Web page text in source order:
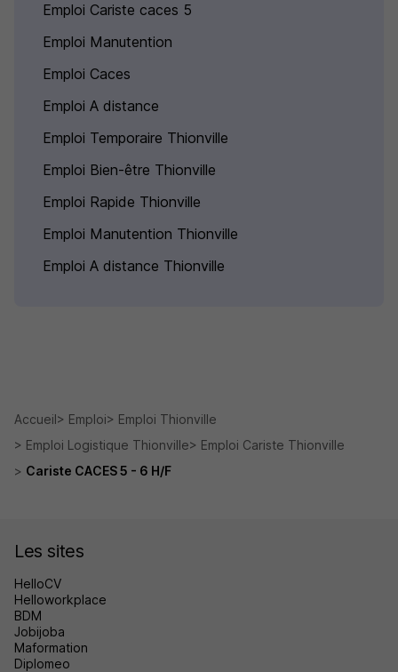
Emploi Cariste caces 5
Emploi Manutention
Emploi Caces
Emploi A distance
Emploi Temporaire Thionville
Emploi Bien-être Thionville
Emploi Rapide Thionville
Emploi Manutention Thionville
Emploi A distance Thionville
Accueil Emploi
Emploi Thionville
Emploi Logistique Thionville
Emploi Cariste Thionville
Cariste CACES 5 - 6 H/F
Les sites
HelloCV
Helloworkplace
BDM
Jobijoba
Maformation
Diplomeo